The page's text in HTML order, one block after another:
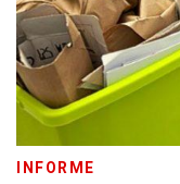
INFORME